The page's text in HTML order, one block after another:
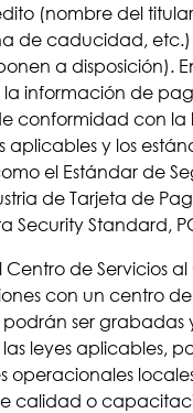
(nombre del
de caducidad, etc.)
a disposición).
información de
conformidad con la
aplicables y los
el Estándar de
de Tarjeta de
Security Standard,
de Servicios al
con un centro de
ser grabadas
leyes aplicables,
operacionales
calidad o